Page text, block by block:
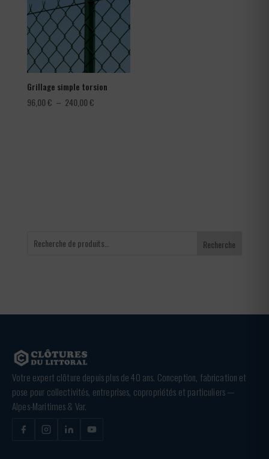
Grillage simple torsion
96,00€ – 240,00€Plage
Recherche
Votre expert clôture depuis plus de 40 ans. Conception, fabrication et
pose pour collectivités, entreprises, copropriétés et particuliers —
Alpes-Maritimes & Var.